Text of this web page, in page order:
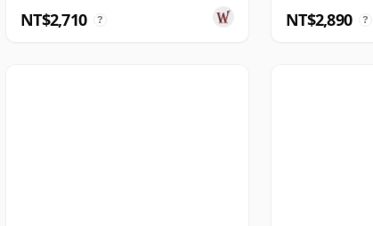
NT$2,710 ? NT$2,890 ?